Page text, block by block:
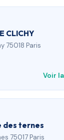
CLICHY
75018 Paris
Voir
des ternes
75017 Paris